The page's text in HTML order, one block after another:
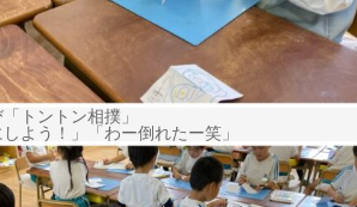
トントン相撲」
しよう！」「わー倒れたー笑」